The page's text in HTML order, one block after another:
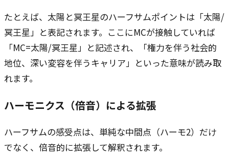
たとえば、太陽と冥王星のハーフサムポイントは「太陽/
冥王星」と表記されます。ここにMCが接触していれば
「MC=太陽/冥王星」と記述され、「権力を伴う社会的
地位、深い変容を伴うキャリア」といった意味が読み取
れます。
ハーモニクス（倍音）による拡張
ハーフサムの感受点は、単純な中間点（ハーモ2）だけ
でなく、倍音的に拡張して解釈されます。